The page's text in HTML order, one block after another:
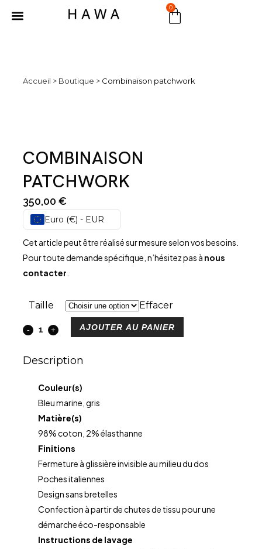
0
Accueil > Boutique > Combinaison patchwork
COMBINAISON
PATCHWORK
350,00 €
Euro (€) - EUR
Cet article peut être réalisé sur mesure selon vos besoins.
Pour toute demande spécifique, n’hésitez pas à nous
contacter
Taille Effacer
AJOUTER AU PANIER
Description
Couleur(s)
Bleu marine, gris
Matière(s)
98% coton, 2% élasthanne
Finitions
Fermeture à glissière invisible au milieu du dos
Poches italiennes
Design sans bretelles
Confection à partir de chutes de tissu pour une
démarche éco-responsable
Instructions de lavage